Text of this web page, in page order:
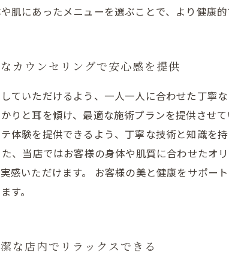
肌にあったメニューを選ぶことで、より健康
カウンセリングで安心感を提供
ていただけるよう、一人一人に合わせた丁寧
りと耳を傾け、最適な施術プランを提供させ
体験を提供できるよう、丁寧な技術と知識を
、当店ではお客様の身体や肌質に合わせた
感いただけます。 お客様の美と健康をサポー
す。
な店内でリラックスできる